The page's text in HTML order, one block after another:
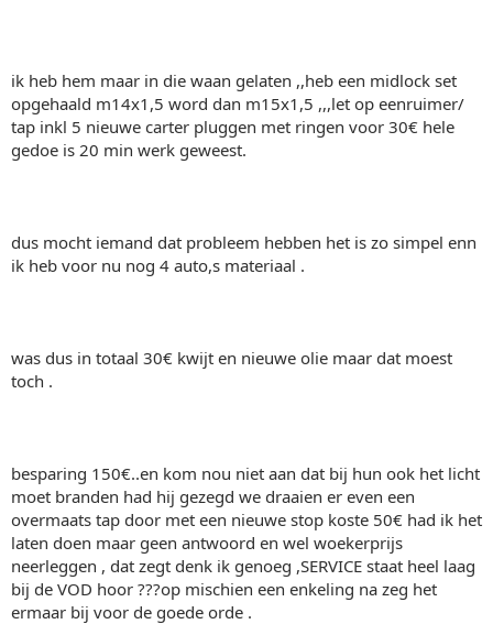
ik heb hem maar in die waan gelaten ,,heb een midlock set
opgehaald m14x1,5 word dan m15x1,5 ,,,let op eenruimer/
tap inkl 5 nieuwe carter pluggen met ringen voor 30€ hele
gedoe is 20 min werk geweest.
dus mocht iemand dat probleem hebben het is zo simpel enn
ik heb voor nu nog 4 auto,s materiaal .
was dus in totaal 30€ kwijt en nieuwe olie maar dat moest
toch .
besparing 150€..en kom nou niet aan dat bij hun ook het licht
moet branden had hij gezegd we draaien er even een
overmaats tap door met een nieuwe stop koste 50€ had ik het
laten doen maar geen antwoord en wel woekerprijs
neerleggen , dat zegt denk ik genoeg ,SERVICE staat heel laag
bij de VOD hoor ???op mischien een enkeling na zeg het
ermaar bij voor de goede orde .